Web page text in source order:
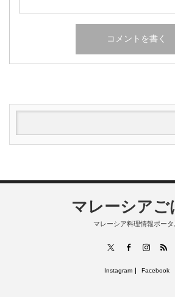
マレーシアご
マレーシア料理情報ポータ
Facebook
RSS
Instagram Facebook